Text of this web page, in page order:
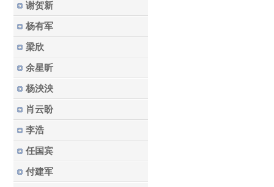
谢贺新
杨有军
梁欣
余星昕
杨泱泱
肖云盼
李浩
任国宾
付建军